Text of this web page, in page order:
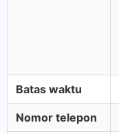
Batas waktu
Nomor telepon